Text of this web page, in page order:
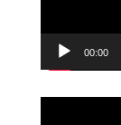
00:00